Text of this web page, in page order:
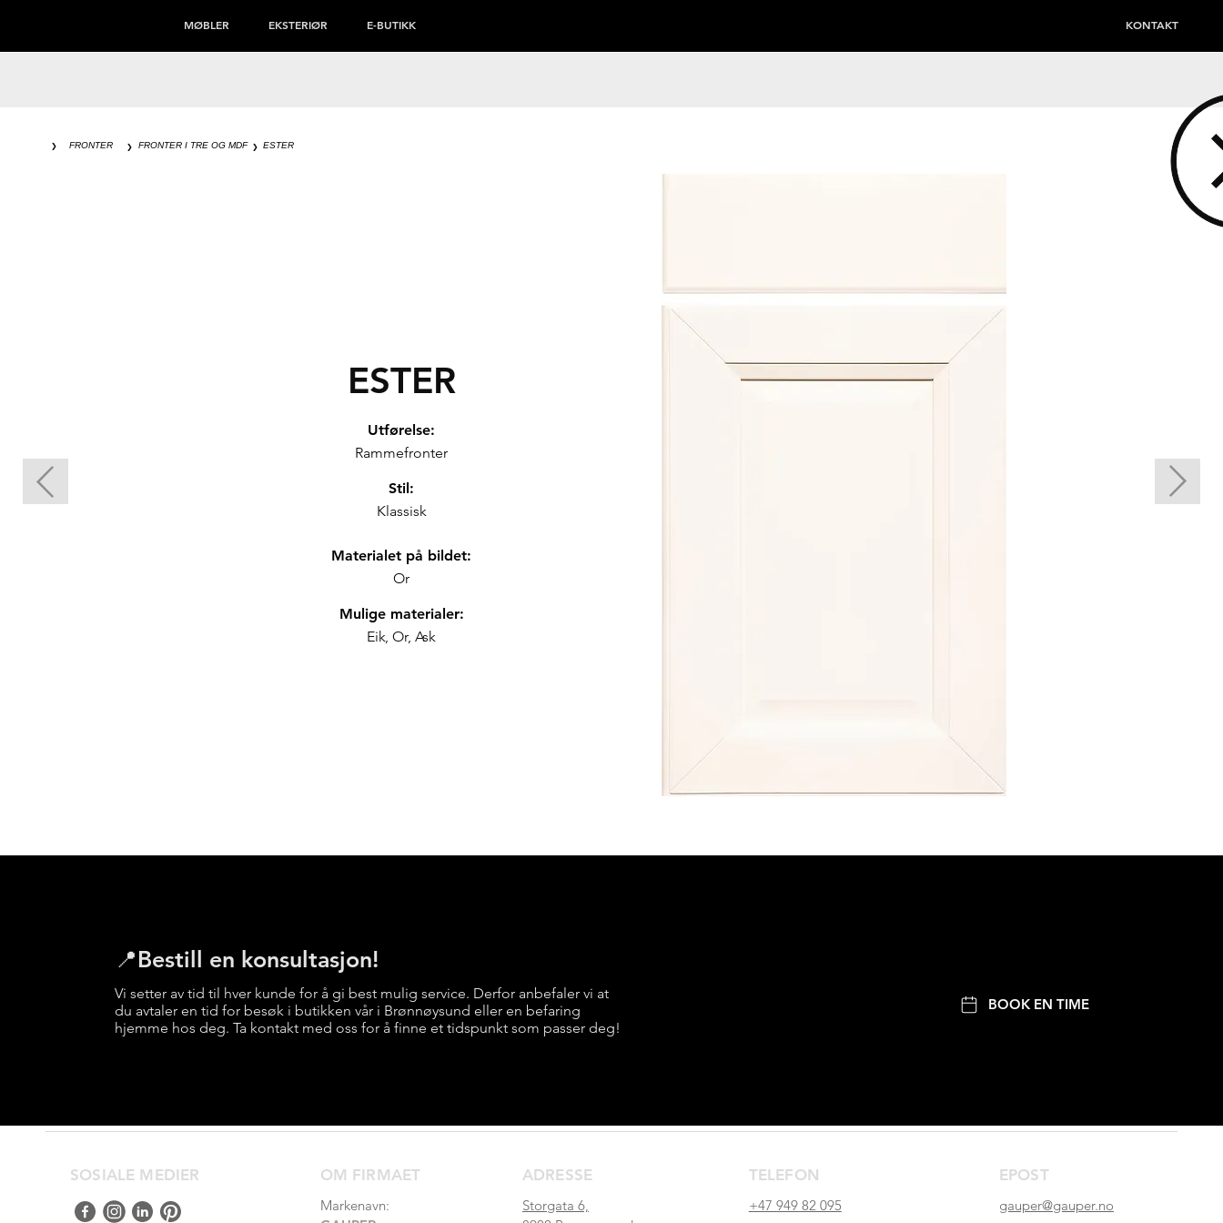
MØBLER EKSTERIØR E-BUTIKK KONTAKT
❯ FRONTER ❯ FRONTER I TRE OG MDF ❯ ESTER
ESTER
Utførelse:
Rammefronter
Stil:
Materialet på bildet:
Klassisk
Or
Mulige materialer:
Eik, Or, Ask
📍Bestill en konsultasjon!
Vi setter av tid til hver kunde for å gi best mulig service. Derfor anbefaler vi at
du avtaler en tid for besøk i butikken vår i Brønnøysund eller en befaring
hjemme hos deg. Ta kontakt med oss for å finne et tidspunkt som passer deg!
BOOK EN TIME
SOSIALE MEDIER OM FIRMAET
Markenavn:
ADRESSE
Storgata 6,
TELEFON
+47 949 82 095
EPOST
gauper@gauper.no